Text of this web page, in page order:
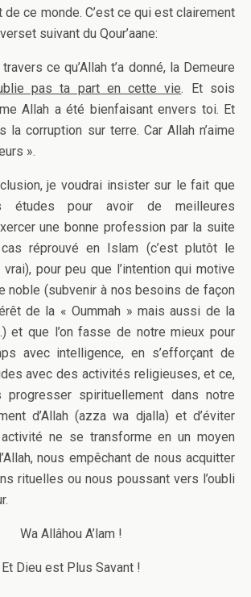
de ce monde. C’est ce qui est clairement
suivant du Qour’aane:
ce qu’Allah t’a donné, la Demeure
pas ta part en cette vie. Et sois
Allah a été bienfaisant envers toi. Et
la corruption sur terre. Car Allah n’aime
».
je voudrai insister sur le fait que
études pour avoir de meilleures
une bonne profession par la suite
cas réprouvé en Islam (c’est plutôt le
pour peu que l’intention qui motive
noble (subvenir à nos besoins de façon
de la « Oummah » mais aussi de la
et que l’on fasse de notre mieux pour
avec intelligence, en s’efforçant de
avec des activités religieuses, et ce,
progresser spirituellement dans notre
d’Allah (azza wa djalla) et d’éviter
ne se transforme en un moyen
nous empêchant de nous acquitter
rituelles ou nous poussant vers l’oubli
Wa Allâhou A’lam !
Et Dieu est Plus Savant !